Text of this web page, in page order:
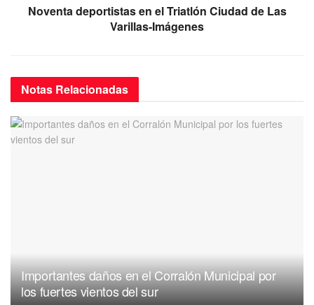
Noventa deportistas en el Triatlón Ciudad de Las
Varillas-Imágenes
Notas Relacionadas
Importantes daños en el Corralón Municipal por
los fuertes vientos del sur